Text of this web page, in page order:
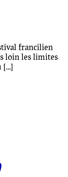
francilien
loin les limites
[…]